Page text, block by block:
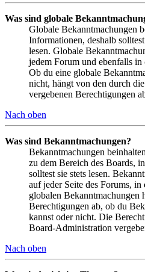
Was sind globale
Globale Bekanntmachungen
Informationen, deshalb
lesen. Globale
jedem Forum und ebenfalls
Ob du eine globale
nicht, hängt von den durch
vergebenen Berechtigungen
Nach oben
Was sind Bekanntmachungen?
Bekanntmachungen
zu dem Bereich des Boards,
solltest sie stets lesen.
auf jeder Seite des Forums,
globalen Bekanntmachungen
Berechtigungen ab, ob du
kannst oder nicht. Die
Board-Administration
Nach oben